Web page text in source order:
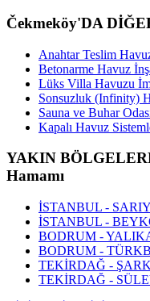
Čekmeköy'DA
Anahtar Teslim
Betonarme Havuz
Lüks Villa Havuzu
Sonsuzluk (Infinity)
Sauna ve Buhar
Kapalı Havuz
YAKIN
Hamamı
İSTANBUL -
İSTANBUL -
BODRUM -
BODRUM -
TEKİRDAĞ -
TEKİRDAĞ -